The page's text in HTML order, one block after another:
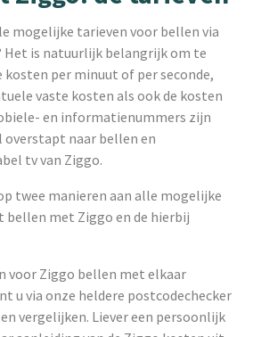
mogelijke tarieven voor bellen via
Het is natuurlijk belangrijk om te
kosten per minuut of per seconde,
vaste kosten als ook de kosten
en informatienummers zijn
overstapt naar bellen en
tv van Ziggo.
twee manieren aan alle mogelijke
met Ziggo en de hierbij
voor Ziggo bellen met elkaar
u via onze heldere postcodechecker
vergelijken. Liever een persoonlijk